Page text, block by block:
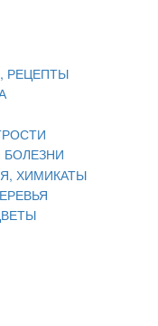
РЕЦЕПТЫ
БОЛЕЗНИ
ХИМИКАТЫ